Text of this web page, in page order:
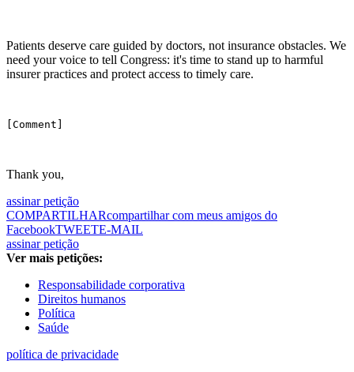
Patients deserve care guided by doctors, not insurance obstacles. We
need your voice to tell Congress: it's time to stand up to harmful
insurer practices and protect access to timely care.
[Comment]
Thank you,
assinar petição
COMPARTILHARcompartilhar com meus amigos do
FacebookTWEETE-MAIL
assinar petição
Ver mais petições:
Responsabilidade corporativa
Direitos humanos
Política
Saúde
política de privacidade